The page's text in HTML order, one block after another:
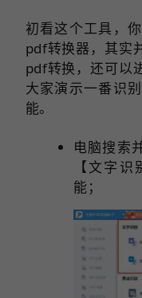
初看这个工具，
pdf转换器，其实
pdf转换，还可以
大家演示一番识
能。
电脑搜索
【文字
能；